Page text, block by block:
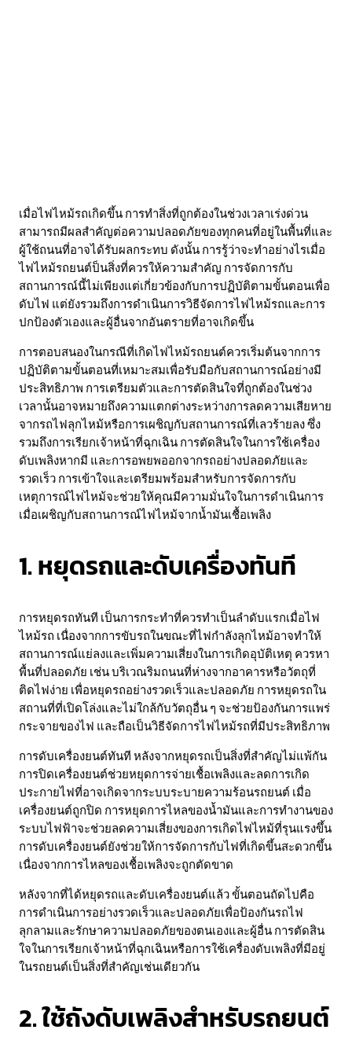
เมื่อไฟไหม้รถเกิดขึ้น การทำสิ่งที่ถูกต้องในช่วงเวลาเร่งด่วน
สามารถมีผลสำคัญต่อความปลอดภัยของทุกคนที่อยู่ในพื้นที่และ
ผู้ใช้ถนนที่อาจได้รับผลกระทบ ดังนั้น การรู้ว่าจะทำอย่างไรเมื่อ
ไฟไหม้รถยนต์ป็นสิ่งที่ควรให้ความสำคัญ การจัดการกับ
สถานการณ์นี้ไม่เพียงแต่เกี่ยวข้องกับการปฏิบัติตามขั้นตอนเพื่อ
ดับไฟ แต่ยังรวมถึงการดำเนินการวิธีจัดการไฟไหม้รถและการ
ปกป้องตัวเองและผู้อื่นจากอันตรายที่อาจเกิดขึ้น
การตอบสนองในกรณีที่เกิดไฟไหม้รถยนต์ควรเริ่มต้นจากการ
ปฏิบัติตามขั้นตอนที่เหมาะสมเพื่อรับมือกับสถานการณ์อย่างมี
ประสิทธิภาพ การเตรียมตัวและการตัดสินใจที่ถูกต้องในช่วง
เวลานั้นอาจหมายถึงความแตกต่างระหว่างการลดความเสียหาย
จากรถไฟลุกไหม้หรือการเผชิญกับสถานการณ์ที่เลวร้ายลง ซึ่ง
รวมถึงการเรียกเจ้าหน้าที่ฉุกเฉิน การตัดสินใจในการใช้เครื่อง
ดับเพลิงหากมี และการอพยพออกจากรถอย่างปลอดภัยและ
รวดเร็ว การเข้าใจและเตรียมพร้อมสำหรับการจัดการกับ
เหตุการณ์ไฟไหม้จะช่วยให้คุณมีความมั่นใจในการดำเนินการ
เมื่อเผชิญกับสถานการณ์ไฟไหม้จากน้ำมันเชื้อเพลิง
1. หยุดรถและดับเครื่องทันที
การหยุดรถทันที เป็นการกระทำที่ควรทำเป็นลำดับแรกเมื่อไฟ
ไหม้รถ เนื่องจากการขับรถในขณะที่ไฟกำลังลุกไหม้อาจทำให้
สถานการณ์แย่ลงและเพิ่มความเสี่ยงในการเกิดอุบัติเหตุ ควรหา
พื้นที่ปลอดภัย เช่น บริเวณริมถนนที่ห่างจากอาคารหรือวัตถุที่
ติดไฟง่าย เพื่อหยุดรถอย่างรวดเร็วและปลอดภัย การหยุดรถใน
สถานที่ที่เปิดโล่งและไม่ใกล้กับวัตถุอื่น ๆ จะช่วยป้องกันการแพร่
กระจายของไฟ และถือเป็นวิธีจัดการไฟไหม้รถที่มีประสิทธิภาพ
การดับเครื่องยนต์ทันที หลังจากหยุดรถเป็นสิ่งที่สำคัญไม่แพ้กัน
การปิดเครื่องยนต์ช่วยหยุดการจ่ายเชื้อเพลิงและลดการเกิด
ประกายไฟที่อาจเกิดจากระบบระบายความร้อนรถยนต์ เมื่อ
เครื่องยนต์ถูกปิด การหยุดการไหลของน้ำมันและการทำงานของ
ระบบไฟฟ้าจะช่วยลดความเสี่ยงของการเกิดไฟไหม้ที่รุนแรงขึ้น
การดับเครื่องยนต์ยังช่วยให้การจัดการกับไฟที่เกิดขึ้นสะดวกขึ้น
เนื่องจากการไหลของเชื้อเพลิงจะถูกตัดขาด
หลังจากที่ได้หยุดรถและดับเครื่องยนต์แล้ว ขั้นตอนถัดไปคือ
การดำเนินการอย่างรวดเร็วและปลอดภัยเพื่อป้องกันรถไฟ
ลุกลามและรักษาความปลอดภัยของตนเองและผู้อื่น การตัดสิน
ใจในการเรียกเจ้าหน้าที่ฉุกเฉินหรือการใช้เครื่องดับเพลิงที่มีอยู่
ในรถยนต์เป็นสิ่งที่สำคัญเช่นเดียวกัน
2. ใช้ถังดับเพลิงสำหรับรถยนต์